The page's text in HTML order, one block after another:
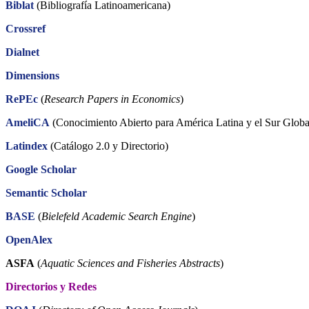
Biblat(Bibliografía Latinoamericana)
Crossref
Dialnet
Dimensions
RePEc (Research Papers in Economics)
AmeliCA (Conocimiento Abierto para América Latina y el Sur
Latindex (Catálogo 2.0 y Directorio)
Google Scholar
Semantic Scholar
BASE (Bielefeld Academic Search Engine)
OpenAlex
ASFA (Aquatic Sciences and Fisheries Abstracts)
Directorios y Redes